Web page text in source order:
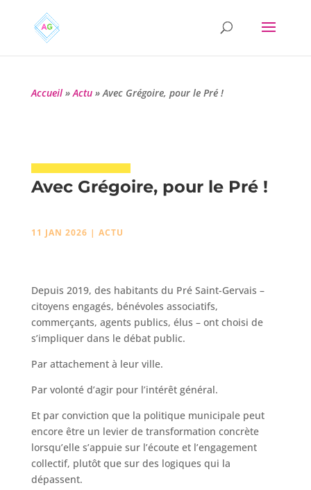
Accueil»Actu»Avec Grégoire, pour le Pré !
Avec Grégoire, pour le Pré !
11 JAN 2026 | ACTU
Depuis 2019, des habitants du Pré Saint-Gervais –
citoyens engagés, bénévoles associatifs,
commerçants, agents publics, élus – ont choisi de
s’impliquer dans le débat public.
Par attachement à leur ville.
Par volonté d’agir pour l’intérêt général.
Et par conviction que la politique municipale peut
encore être un levier de transformation concrète
lorsqu’elle s’appuie sur l’écoute et l’engagement
collectif, plutôt que sur des logiques qui la
dépassent.